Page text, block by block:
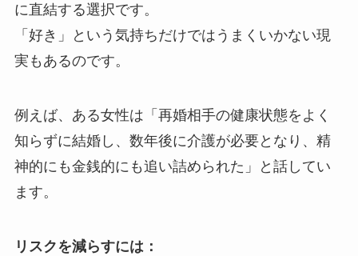
に直結する選択です。
「好き」という気持ちだけではうまくいかない現
実もあるのです。
例えば、ある女性は「再婚相手の健康状態をよく
知らずに結婚し、数年後に介護が必要となり、精
神的にも金銭的にも追い詰められた」と話してい
ます。
リスクを減らすには：